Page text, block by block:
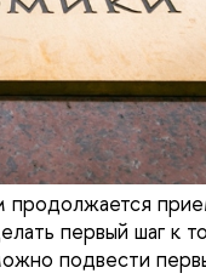
продолжается
первый шаг к
подвести